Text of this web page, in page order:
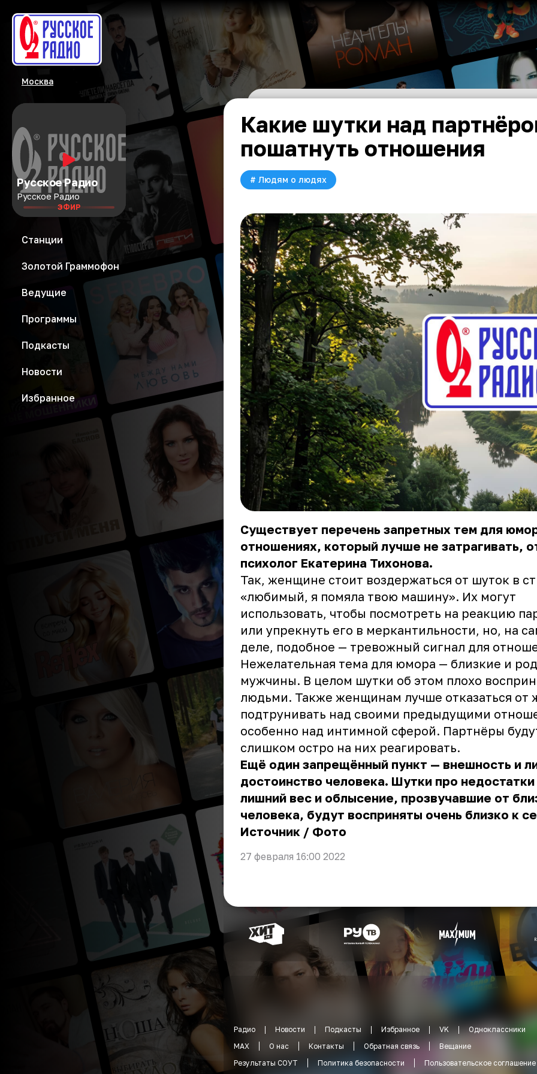
Москва
Русское Радио
Русское Радио
ЭФИР
Станции
Золотой Граммофон
Ведущие
Программы
Подкасты
Новости
Избранное
Какие шутки над
пошатнуть отношения
# Людям о людях
Существует перечень запретных тем для
отношениях, который лучше не затрагивать,
психолог Екатерина Тихонова.
Так, женщине стоит воздержаться от шуток в
«любимый, я помяла твою машину». Их могут
использовать, чтобы посмотреть на реакцию
или упрекнуть его в меркантильности, но, на
деле, подобное — тревожный сигнал для
Нежелательная тема для юмора — близкие и
мужчины. В целом шутки об этом плохо
людьми. Также женщинам лучше отказаться от
подтрунивать над своими предыдущими
особенно над интимной сферой. Партнёры
слишком остро на них реагировать.
Ещё один запрещённый пункт — внешность и
достоинство человека. Шутки про
лишний вес и облысение, прозвучавшие от
человека, будут восприняты очень близко к
Источник / Фото
27 февраля 16:00 2022
Радио Новости Подкасты Избранное VK
Одноклассники
MAX
О нас Контакты Обратная связь
Вещание
Результаты СОУТ
Политика безопасности Пользовательское соглашение